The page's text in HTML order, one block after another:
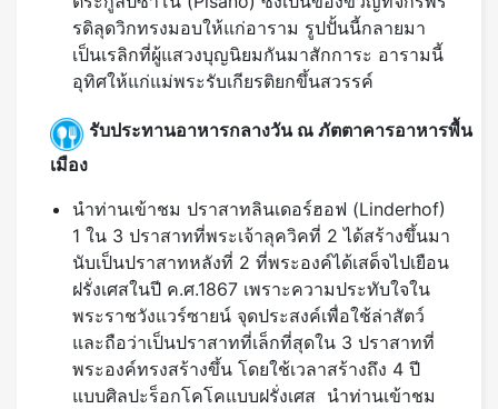
รดิลุดวิกทรงมอบให้แก่อาราม รูปปั้นนี้กลายมา
เป็นเรลิกที่ผู้แสวงบุญนิยมกันมาสักการะ อารามนี้
อุทิศให้แก่แม่พระรับเกียรติยกขึ้นสวรรค์
รับประทานอาหารกลางวัน ณ ภัตตาคารอาหารพื้น
เมือง
นำท่านเข้าชม ปราสาทลินเดอร์ฮอฟ (Linderhof)
1 ใน 3 ปราสาทที่พระเจ้าลุควิคที่ 2 ได้สร้างขึ้นมา
นับเป็นปราสาทหลังที่ 2 ที่พระองค์ได้เสด็จไปเยือน
ฝรั่งเศสในปี ค.ศ.1867 เพราะความประทับใจใน
พระราชวังแวร์ซายน์ จุดประสงค์เพื่อใช้ล่าสัตว์
และถือว่าเป็นปราสาทที่เล็กที่สุดใน 3 ปราสาทที่
พระองค์ทรงสร้างขึ้น โดยใช้เวลาสร้างถึง 4 ปี
แบบศิลปะร็อกโคโคแบบฝรั่งเศส นำท่านเข้าชม